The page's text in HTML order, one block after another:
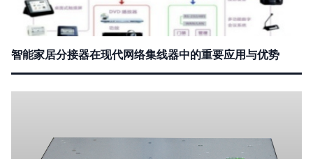
智能家居分接器在现代网络集线器中的重要应用与优势